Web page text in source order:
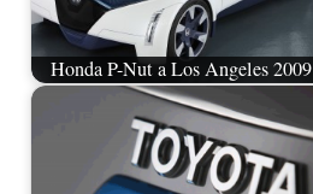
Honda P-Nut a Los Angeles 2009